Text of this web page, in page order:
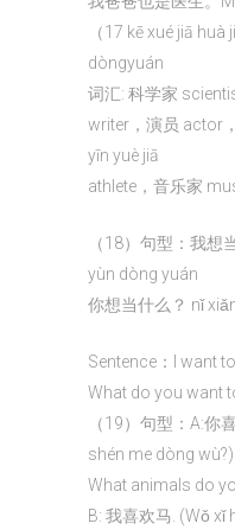
（17 kē xué jiā
dòngyuán
词汇: 科学家
writer，演员 actor
yīn yuè jiā
athlete，音乐家
（18）句型：我想
yùn dòng yuán
你想当什么？ nǐ
Sentence：I want to
What do you want
（19）句型：A:你
shén me dòng wù?)
What animals do
B: 我喜欢马. (Wǒ xǐ